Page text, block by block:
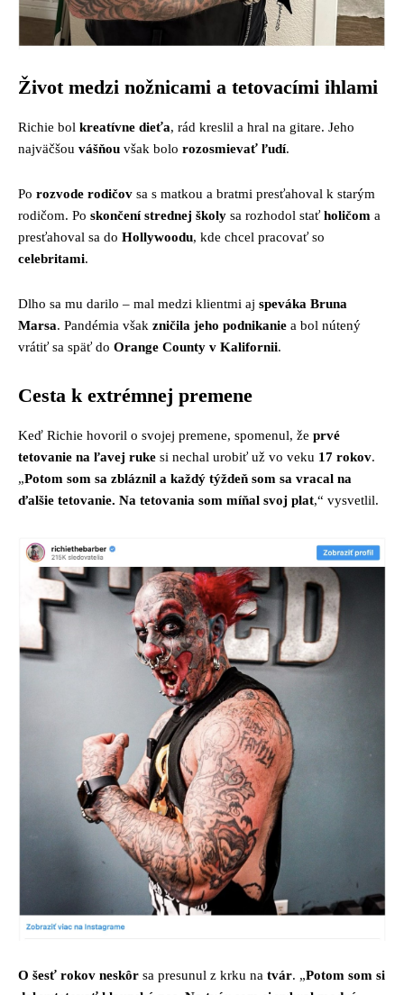
Život medzi nožnicami a tetovacími ihlami
Richie bol kreatívne dieťa, rád kreslil a hral na gitare. Jeho
najväčšou vášňou však bolo rozosmievať ľudí.
Po rozvode rodičov sa s matkou a bratmi presťahoval k starým
rodičom. Po skončení strednej školy sa rozhodol stať holičom a
presťahoval sa do Hollywoodu, kde chcel pracovať so
celebritami.
Dlho sa mu darilo – mal medzi klientmi aj speváka Bruna
Marsa. Pandémia však zničila jeho podnikanie a bol nútený
vrátiť sa späť do Orange County v Kalifornii.
Cesta k extrémnej premene
Keď Richie hovoril o svojej premene, spomenul, že prvé
tetovanie na ľavej ruke si nechal urobiť už vo veku 17 rokov.
„Potom som sa zbláznil a každý týždeň som sa vracal na
ďalšie tetovanie. Na tetovania som míňal svoj plat,“ vysvetlil.
O šesť rokov neskôr sa presunul z krku na tvár. „Potom som si